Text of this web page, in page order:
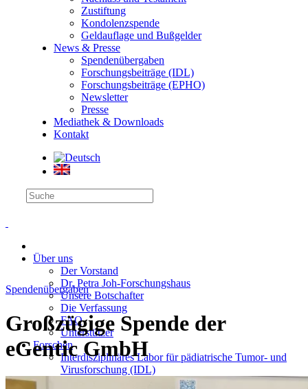
Zustiftung
Kondolenzspende
Geldauflage und Bußgelder
News & Presse
Spendenübergaben
Forschungsbeiträge (IDL)
Forschungsbeiträge (EPHO)
Newsletter
Presse
Mediathek & Downloads
Kontakt
Über uns
Der Vorstand
Dr. Petra Joh-Forschungshaus
Unsere Botschafter
Die Verfassung
FAQ
Unterstützer
Forschen
Interdisziplinäres Labor für pädiatrische Tumor- und
Virusforschung (IDL)
Institut für Experimentelle Pädiatrische Hämatologie
Spendenübergaben
Großzügige Spende der
eGentic GmbH